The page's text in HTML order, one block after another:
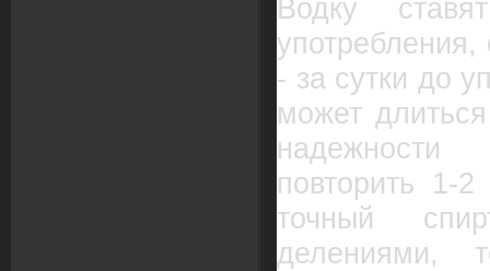
Водку
употребления,
- за сутки до
может
повторить 1-
точный
делениями,